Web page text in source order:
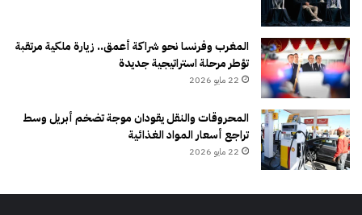
المغرب وفرنسا نحو شراكة أعمق.. زيارة ملكية مرتقبة
تؤطر مرحلة استراتيجية جديدة
22 مايو 2026
المحروقات والنقل يقودان موجة تضخم أبريل وسط
تراجع أسعار المواد الغذائية
22 مايو 2026